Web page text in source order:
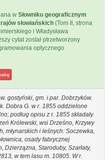
w Słowniku geograficznym
słowiańskich (Tom II, strona
i Władysława
cytat został ptrzetworzony
optycznego
gostyński, gm. i par. Dobrzyków.
Dobra G. w r. 1855 oddzielone
podług opisu z r. 1855 składały
Królewski, wsi Drześno, Krzywy
młynarskich i leśnych: Soczewka,
osady fabrycznej
Dzierzązna, Staroduby, Szarłaty,
w tem lasu m. 10805. W r.